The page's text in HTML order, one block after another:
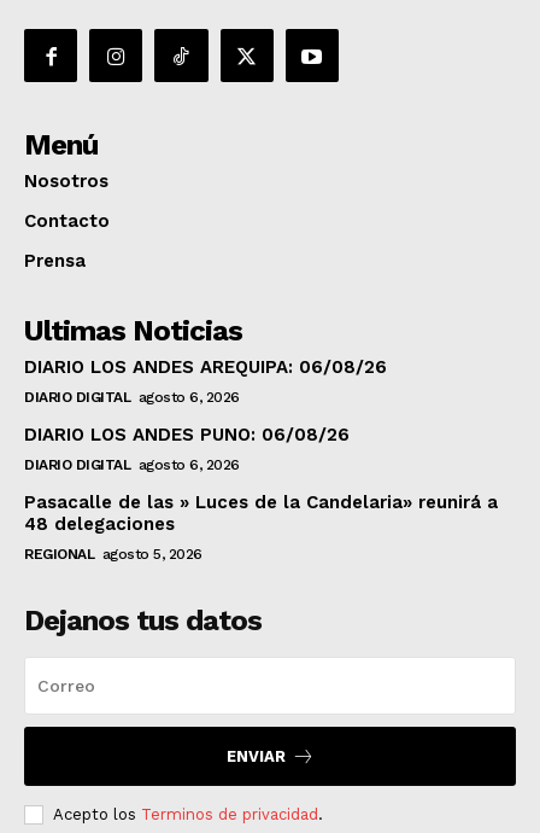
Menú
Nosotros
Contacto
Prensa
Ultimas Noticias
DIARIO LOS ANDES AREQUIPA: 06/08/26
DIARIO DIGITAL agosto 6, 2026
DIARIO LOS ANDES PUNO: 06/08/26
DIARIO DIGITAL agosto 6, 2026
Pasacalle de las » Luces de la Candelaria» reunirá a
48 delegaciones
REGIONAL agosto 5, 2026
Dejanos tus datos
ENVIAR
Acepto los Terminos de privacidad .